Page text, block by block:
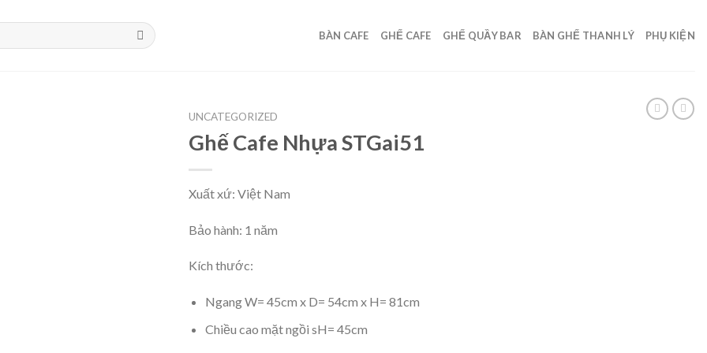
BÀN CAFE GHẾ CAFE GHẾ QUẦY BAR BÀN GHẾ THANH LÝ PHỤ KIỆN
UNCATEGORIZED
Ghế Cafe Nhựa STGai51
Xuất xứ: Việt Nam
Bảo hành: 1 năm
Kích thước:
Ngang W= 45cm x D= 54cm x H= 81cm
Chiều cao mặt ngồi sH= 45cm